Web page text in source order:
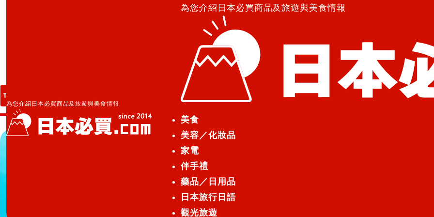
為您介紹日本必買商品及旅遊與美食情報
為您介紹日本必買商品及旅遊與美食情報
美食
美容／化妝品
家電
伴手禮
藥品／日用品
日本旅行日語
觀光旅遊
立頓紅茶